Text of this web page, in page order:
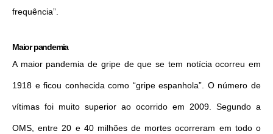
frequência”.
Maior pandemia
A maior pandemia de gripe de que se tem notícia ocorreu em
1918 e ficou conhecida como “gripe espanhola”. O número de
vítimas foi muito superior ao ocorrido em 2009. Segundo a
OMS, entre 20 e 40 milhões de mortes ocorreram em todo o